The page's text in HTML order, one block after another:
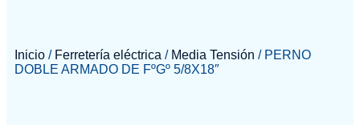
Inicio / Ferretería eléctrica / Media Tensión / PERNO
DOBLE ARMADO DE FºGº 5/8X18″